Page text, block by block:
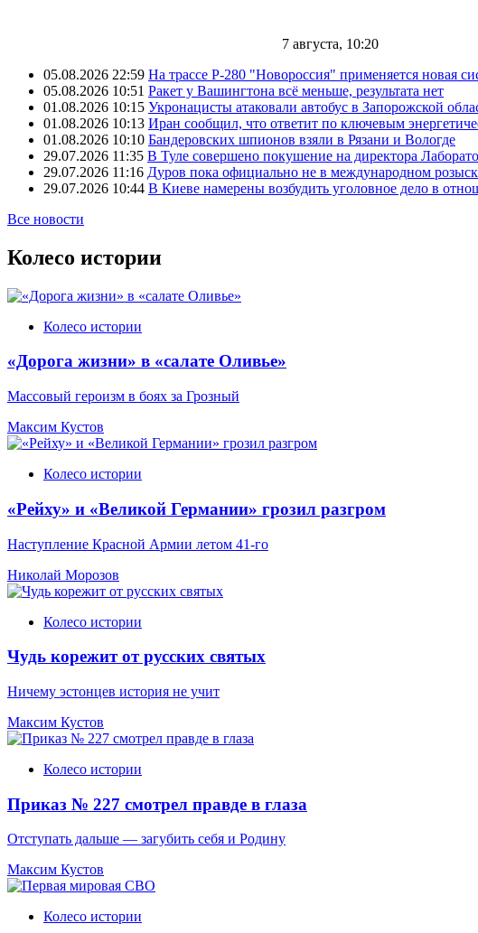
7 августа, 10:20
05.08.2026 22:59 На трассе Р-280 "Новороссия" применяется новая
05.08.2026 10:51 Ракет у Вашингтона всё меньше, результата нет
01.08.2026 10:15 Укронацисты атаковали автобус в Запорожской
01.08.2026 10:13 Иран сообщил, что ответит по ключевым
01.08.2026 10:10 Бандеровских шпионов взяли в Рязани и Вологде
29.07.2026 11:35 В Туле совершено покушение на директора
29.07.2026 11:16 Дуров пока официально не в международном
29.07.2026 10:44 В Киеве намерены возбудить уголовное дело в
Все новости
Колесо истории
Колесо истории
«Дорога жизни» в «салате Оливье»
Массовый героизм в боях за Грозный
Максим Кустов
Колесо истории
«Рейху» и «Великой Германии» грозил разгром
Наступление Красной Армии летом 41-го
Николай Морозов
Колесо истории
Чудь корежит от русских святых
Ничему эстонцев история не учит
Максим Кустов
Колесо истории
Приказ № 227 смотрел правде в глаза
Отступать дальше — загубить себя и Родину
Максим Кустов
Колесо истории